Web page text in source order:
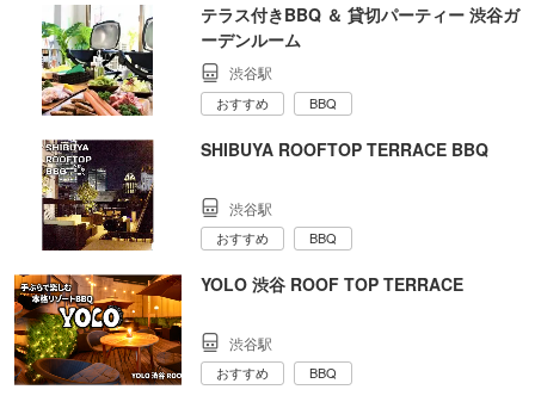
テラス付きBBQ ＆ 貸切パーティー 渋谷ガ
ーデンルーム
渋谷駅
おすすめ BBQ
SHIBUYA ROOFTOP TERRACE BBQ
渋谷駅
おすすめ BBQ
YOLO 渋谷 ROOF TOP TERRACE
渋谷駅
おすすめ BBQ